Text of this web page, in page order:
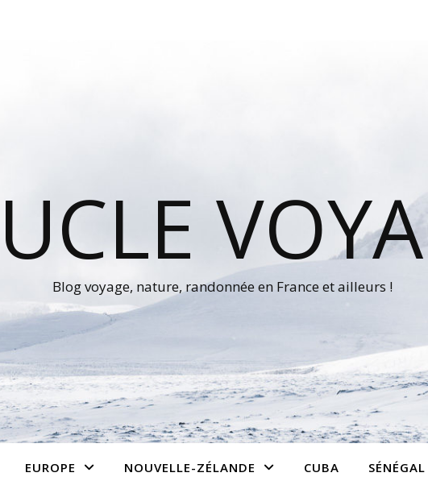
Blog voyage, nature, randonnée en France et ailleurs !
EUROPE NOUVELLE-ZÉLANDE CUBA SÉNÉGAL